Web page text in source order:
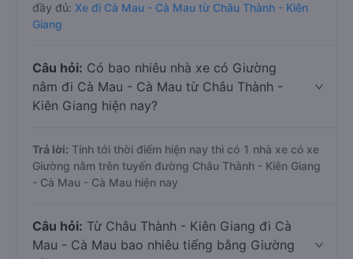
đầy đủ: Xe đi Cà Mau - Cà Mau từ Châu Thành - Kiên
Giang
Câu hỏi: Có bao nhiêu nhà xe có Giường
nằm đi Cà Mau - Cà Mau từ Châu Thành -
Kiên Giang hiện nay?
Trả lời: Tính tới thời điểm hiện nay thì có 1 nhà xe có xe
Giường nằm trên tuyến đường Châu Thành - Kiên Giang
- Cà Mau - Cà Mau hiện nay
Câu hỏi: Từ Châu Thành - Kiên Giang đi Cà
Mau - Cà Mau bao nhiêu tiếng bằng Giường